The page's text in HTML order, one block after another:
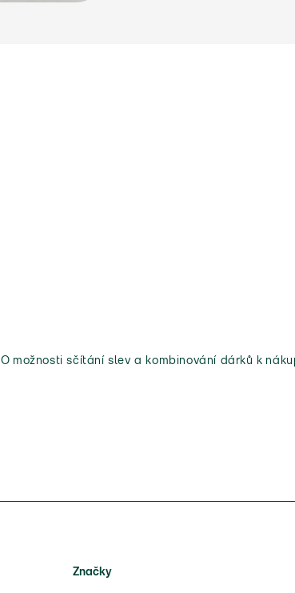
O možnosti sčítání slev a kombinování dárků k
Značky